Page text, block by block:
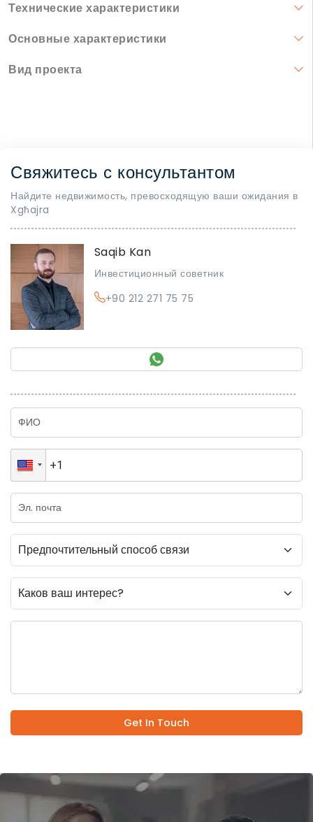
Технические характеристики
Основные характеристики
Вид проекта
Свяжитесь с консультантом
Найдите недвижимость, превосходящую ваши ожидания в
Xgħajra
Saqib Kan
Инвестиционный советник
+90 212 271 75 75
Get In Touch